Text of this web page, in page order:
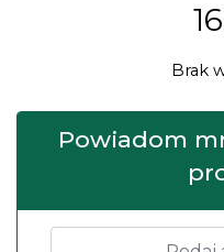
Brak
Powiadom